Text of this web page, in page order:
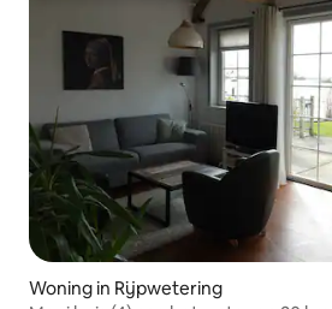
Woning in Rijpwetering